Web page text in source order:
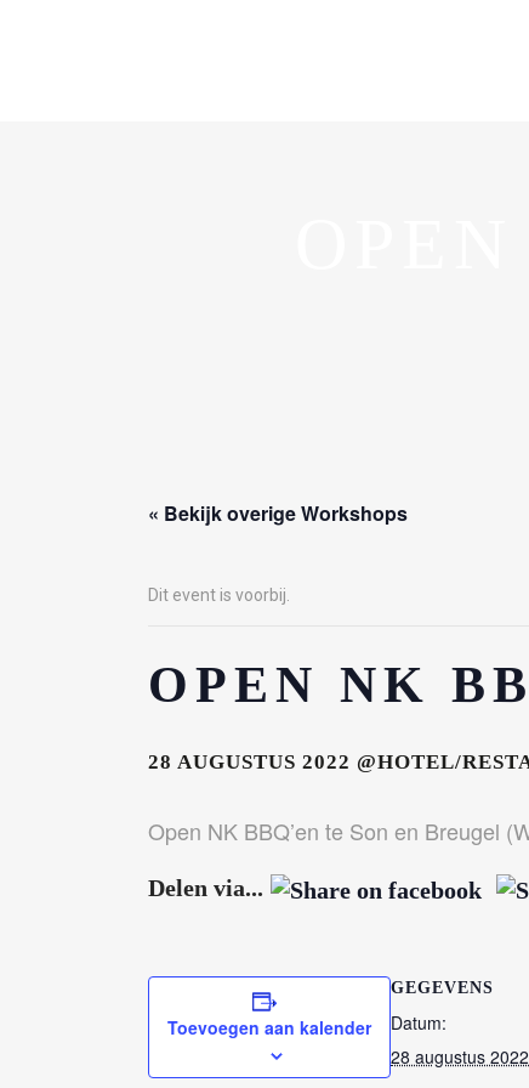
« Bekijk overige Workshops
Dit event is voorbij.
OPEN NK
28 AUGUSTUS 2022 @HOTEL/
Open NK BBQ’en te Son en Breugel
Delen via...
Toevoegen aan kalender
GEGEVENS
Datum:
28 augustus 2022
Omdat ik je graag kennis wil laten
maken met de bereiding van voedsel
op de keramische BBQ’s, is mijn hobby